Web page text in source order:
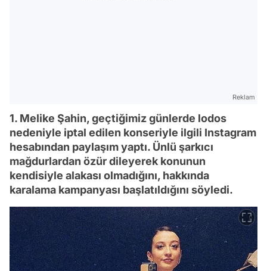
Reklam
1. Melike Şahin, geçtiğimiz günlerde lodos
nedeniyle iptal edilen konseriyle ilgili Instagram
hesabından paylaşım yaptı. Ünlü şarkıcı
mağdurlardan özür dileyerek konunun
kendisiyle alakası olmadığını, hakkında
karalama kampanyası başlatıldığını söyledi.